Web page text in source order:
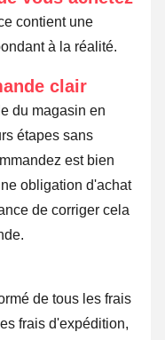
contient une
à la réalité.
clair
du magasin en
étapes sans
est bien
obligation d'achat
de corriger cela
de tous les frais
frais d'expédition,